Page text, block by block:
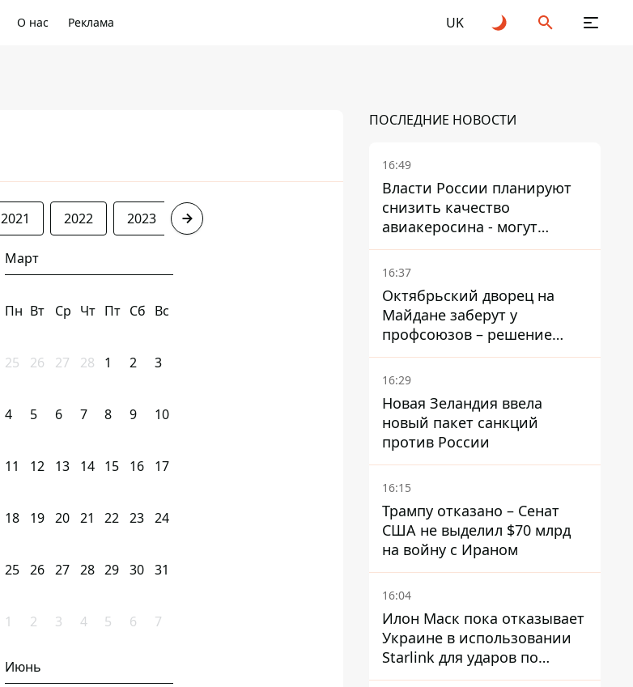
О нас Реклама UK
2021 2022 2023 2024
Март
Пн Вт Ср Чт Пт Сб Вс
25 26 27 28 1 2 3
4 5 6 7 8 9 10
11 12 13 14 15 16 17
18 19 20 21 22 23 24
25 26 27 28 29 30 31
1 2 3 4 5 6 7
Июнь
ПОСЛЕДНИЕ НОВОСТИ
16:49
Власти России планируют
снизить качество
авиакеросина - могут
появиться проблемы с
самолетами в Якутию
16:37
Октябрьский дворец на
Майдане заберут у
профсоюзов – решение
Хозяйственного суда
16:29
Новая Зеландия ввела
новый пакет санкций
против России
16:15
Трампу отказано – Сенат
США не выделил $70 млрд
на войну с Ираном
16:04
Илон Маск пока отказывает
Украине в использовании
Starlink для ударов по
территории России – СМИ